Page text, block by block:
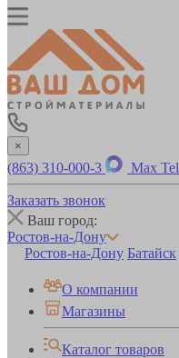
×
(863) 310-000-3 Max
Заказать звонок
Ваш город:
Ростов-на-Дону
Ростов-на-Дону Батайск
О компании
Магазины
Каталог товаров